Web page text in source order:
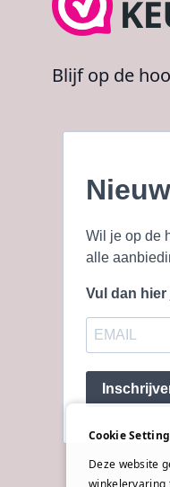
Blijf op de
Wil je op de
alle
Vul dan
Cookie
Deze website
winkelervaring